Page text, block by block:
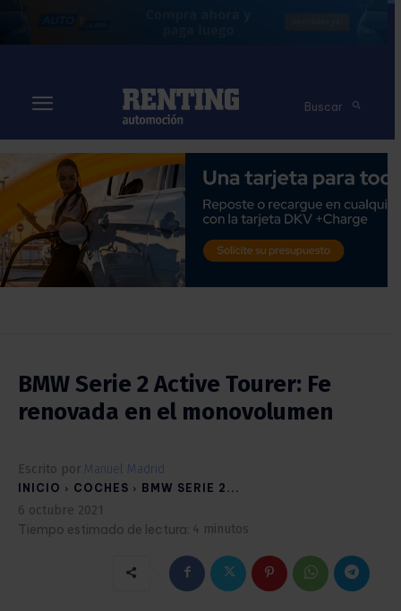
Buscar
BMW Serie 2 Active Tourer: Fe
renovada en el monovolumen
Escrito por Manuel Madrid
INICIO COCHES BMW SERIE 2...
6 octubre 2021
Tiempo estimado de lectura: 4 minutos